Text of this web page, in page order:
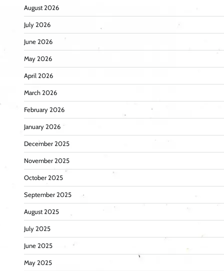
August 2026
July 2026
June 2026
May 2026
April 2026
March 2026
February 2026
January 2026
December 2025
November 2025
October 2025
September 2025
August 2025
July 2025
June 2025
May 2025